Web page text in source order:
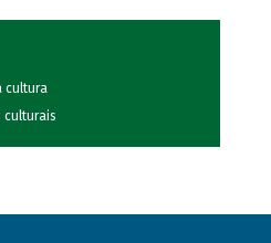
cultura
culturais